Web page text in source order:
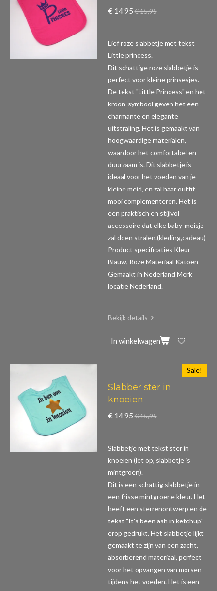
€ 14,95 € 15,95
Lief roze slabbetje met tekst
Little princess.
Dit schattige roze slabbetje is
perfect voor kleine prinsesjes.
De tekst "Little Princess" en het
kroon-symbool geven het een
charmante en elegante
uitstraling. Het is gemaakt van
hoogwaardige materialen,
waardoor het comfortabel en
duurzaam is. Dit slabbetje is
ideaal voor het voeden van je
kleine meid, en zal haar outfit
mooi complementeren. Het is
een praktisch en stijlvol
accessoire dat elke baby-meisje
zal doen stralen.(kleding,cadeau)
Product specificaties Kleur
Blauw, Roze Materiaal Katoen
Gemaakt in Nederland Merk
locatie Nederland.
Bekijk details
In winkelwagen
Sale!
Slabber ster in
knoeien
€ 14,95 € 15,95
Slabbetje met tekst ster in
knoeien (let op, slabbetje is
mintgroen).
Dit is een schattig slabbetje in
een frisse mintgroene kleur. Het
heeft een sterrenontwerp en de
tekst "It's been ash in ketchup"
erop gedrukt. Het slabbetje lijkt
gemaakt te zijn van een zacht,
absorberend materiaal, perfect
voor het opvangen van morsen
tijdens het voeden. Het is een